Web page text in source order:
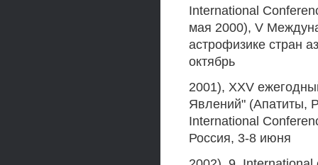
International
мая 2000), V
астрофизике стран
октябрь
2001), XXV
Явлений" (Апатиты,
International
Россия, 3-8 июня